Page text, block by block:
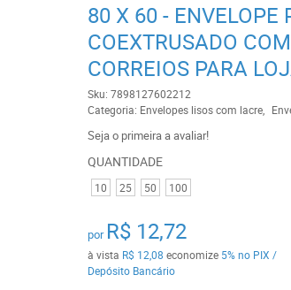
80 X 60 - ENVELOPE
COEXTRUSADO
CORREIOS PARA
Sku: 7898127602212
Categoria: Envelopes lisos com lacre
Seja o primeira a avaliar!
QUANTIDADE
10 25 50 100
por R$ 12,72
à vista R$ 12,08 economize 5% no PIX /
Depósito Bancário